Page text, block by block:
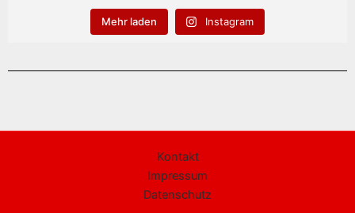
Mehr laden Instagram
Kontakt
Impressum
Datenschutz